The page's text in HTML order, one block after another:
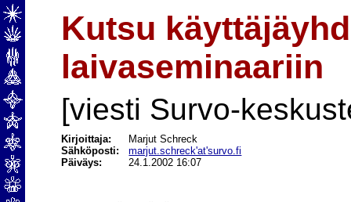
Kutsu
laivaseminaariin
[viesti Survo-
Kirjoittaja:
Marjut Schreck
Sähköposti:marjut.schreck'at'survo.fi
Päiväys:
24.1.2002 16:07